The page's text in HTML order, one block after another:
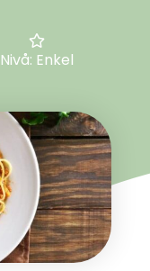
Nivå: Enkel